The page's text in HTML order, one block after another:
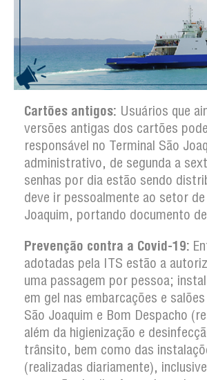
Cartões antigos: Usuários que
versões antigas dos cartões
responsável no Terminal São
administrativo, de segunda a
senhas por dia estão sendo
deve ir pessoalmente ao setor
Joaquim, portando documento
Prevenção contra a Covid-19:
adotadas pela ITS estão a
uma passagem por pessoa;
em gel nas embarcações e
São Joaquim e Bom Despacho
além da higienização e
trânsito, bem como das
(realizadas diariamente),